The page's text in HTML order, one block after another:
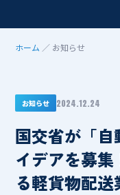
ホーム ／ お知らせ
お知らせ 2024.12.24
国交省が「
イデアを募
る軽貨物配